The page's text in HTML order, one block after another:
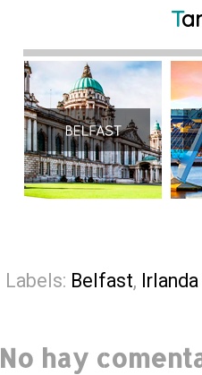
T
Labels: Belfast,
No hay